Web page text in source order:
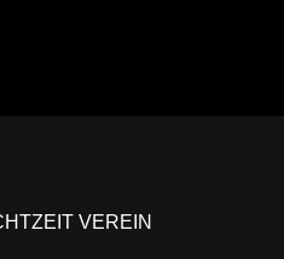
VEREIN